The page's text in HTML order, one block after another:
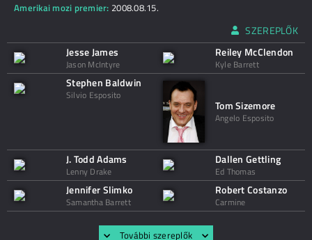
Amerikai mozi premier: 2008.08.15.
SZEREPLŐK
Jesse James
Jason McIntyre
Reiley McClendon
Kyle Barrett
Stephen Baldwin
Silvio Esposito
Tom Sizemore
Angelo Esposito
J. Todd Adams
Lenny Drake
Dallen Gettling
Ed Thomas
Jennifer Slimko
Samantha Barrett
Robert Costanzo
Carmine
További szereplők